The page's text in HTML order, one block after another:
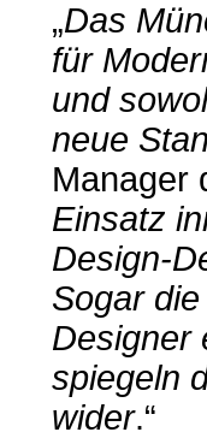
„Das
für
und
neue
Manager
Einsatz
Design-
Sogar
Designer
spiegeln
wider.“